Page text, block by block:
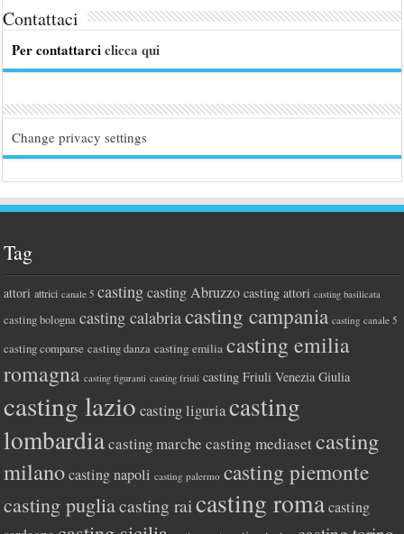
Contattaci
Per contattarciclicca qui
Change privacy settings
Tag
attori attrici canale 5 casting casting Abruzzo casting attori casting basilicata
casting bologna casting calabriacasting campania casting canale 5
casting comparse casting danza casting emilia casting emilia
romagna casting figuranti casting friuli casting Friuli Venezia Giulia
casting lazio casting liguriacasting
lombardiacasting marche casting mediasetcasting
milano casting napoli casting palermo casting piemonte
casting pugliacasting raicasting roma casting